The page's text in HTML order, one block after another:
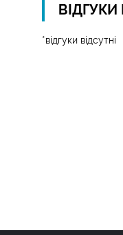
*відгуки відсутні